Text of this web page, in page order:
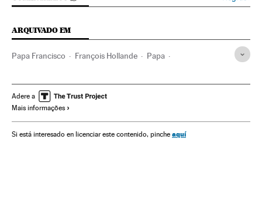
ARQUIVADO EM
Papa Francisco François Hollande Papa
Europa Ocidental Cristianismo
Adere a
Mais informações
Si está interesado en licenciar este contenido, pinche aquí